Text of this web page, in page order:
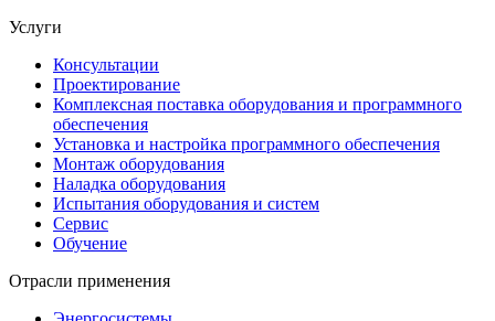
Услуги
Консультации
Проектирование
Комплексная поставка оборудования и программного
обеспечения
Установка и настройка программного обеспечения
Монтаж оборудования
Наладка оборудования
Испытания оборудования и систем
Сервис
Обучение
Отрасли применения